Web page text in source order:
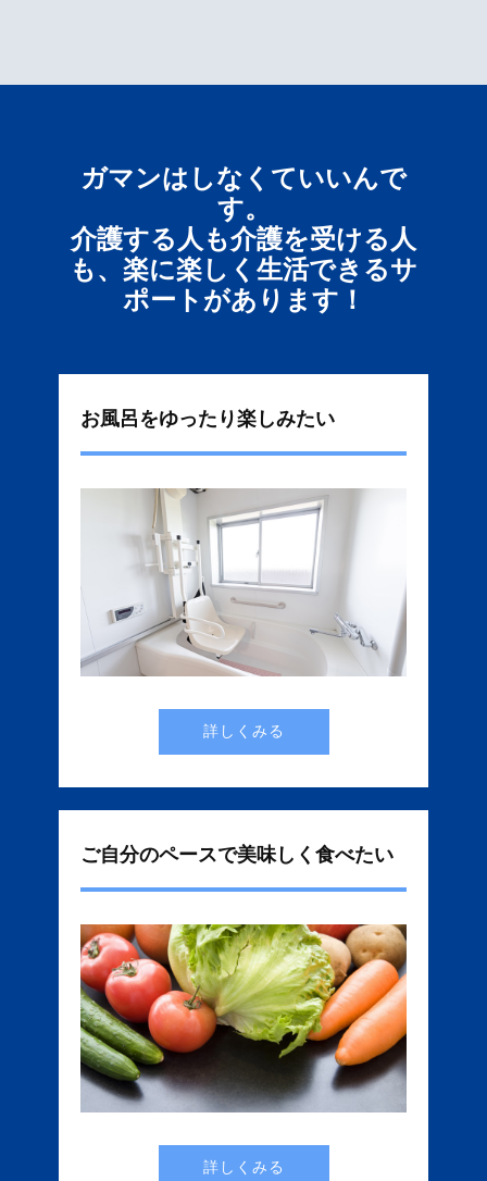
ガマンはしなくていいんで
す。
介護する人も介護を受ける人
も、楽に楽しく生活できるサ
ポートがあります！
お風呂をゆったり楽しみたい
詳しくみる
ご自分のペースで美味しく食べたい
詳しくみる